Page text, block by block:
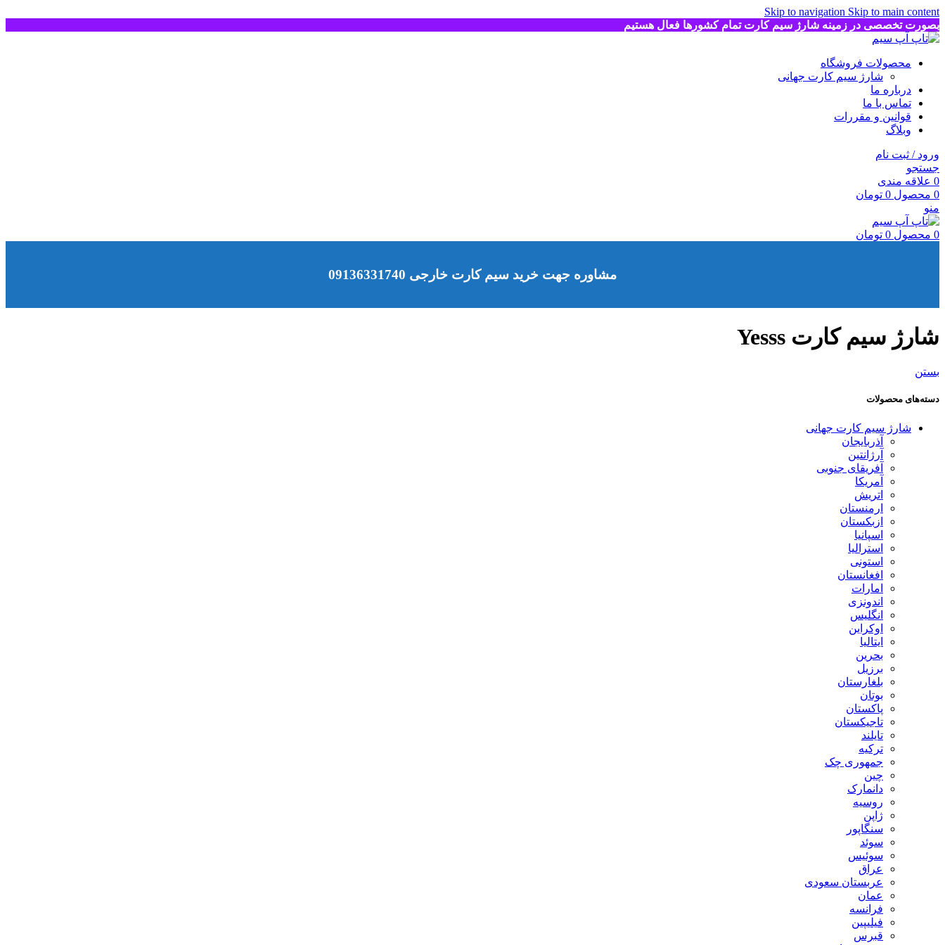
Skip to navigation Skip to main content
بصورت تخصصی در زمینه شارژ سیم کارت تمام کشورها فعال هستیم
محصولات فروشگاه
شارژ سیم کارت جهانی
درباره ما
تماس با ما
قوانین و مقررات
وبلاگ
ورود / ثبت نام
جستجو
0 علاقه مندی
0 محصول 0 تومان
منو
0 محصول 0 تومان
مشاوره جهت خرید سیم کارت خارجی 09136331740
شارژ سیم کارت Yesss
بستن
دسته‌های محصولات
شارژ سیم کارت جهانی
آذربایجان
آرژانتین
آفریقای جنوبی
آمریکا
اتریش
ارمنستان
ازبکستان
اسپانیا
استرالیا
استونی
افغانستان
امارات
اندونزی
انگلیس
اوکراین
ایتالیا
بحرین
برزیل
بلغارستان
بوتان
پاکستان
تاجیکستان
تایلند
ترکیه
جمهوری چک
چین
دانمارک
روسیه
ژاپن
سنگاپور
سوئد
سوئیس
عراق
عربستان سعودی
عمان
فرانسه
فیلیپین
قبرس